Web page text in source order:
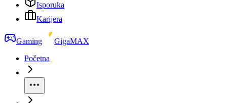
Isporuka
Karijera
Gaming
GigaMAX
Početna